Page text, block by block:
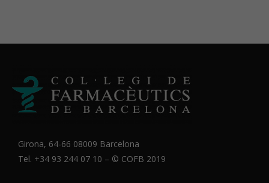
Girona, 64-66 08009 Barcelona
Tel. +34 93 244 07 10 – © COFB 2019